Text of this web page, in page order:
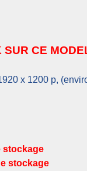
SUR CE
x 1200 p,
stockage
stockage